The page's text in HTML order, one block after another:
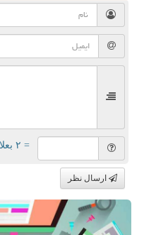
= ۲ بعلاوه ۵
ارسال نظر